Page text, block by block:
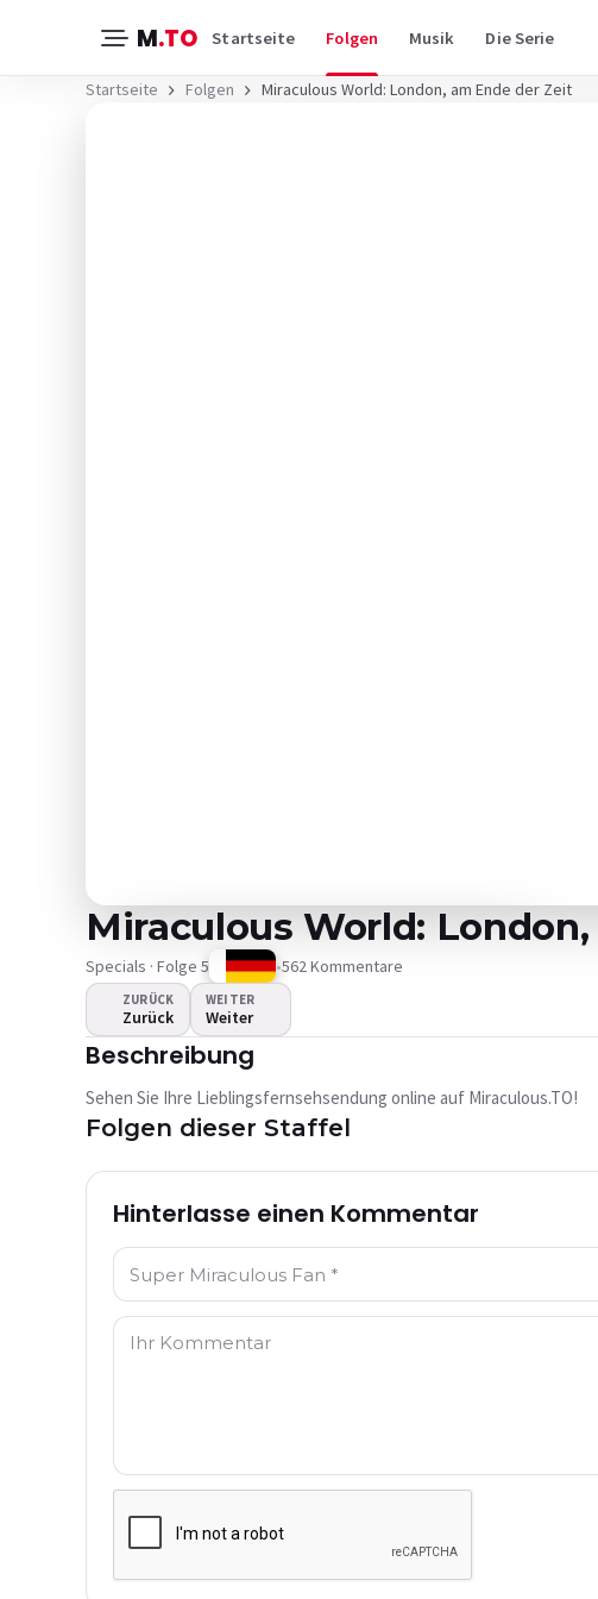
M.TO Startseite Folgen Musik Die Serie
Startseite Folgen Miraculous World: London, am Ende der Zeit
Das Video wird nicht
Dieses Video ist derzeit nicht verfügbar
Miraculous World:
Specials · Folge 5 •562 Kommentare
ZURÜCK
Zurück
WEITER
Weiter
Beschreibung
Sehen Sie Ihre Lieblingsfernsehsendung online auf Miraculous.TO!
Folgen dieser Staffel
Hinterlasse einen Kommentar
Name: *
Kommentar: *